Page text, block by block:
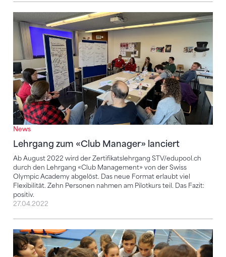
News
Lehrgang zum «Club Manager» lanciert
Ab August 2022 wird der Zertifikatslehrgang STV/edupool.ch
durch den Lehrgang «Club Management» von der Swiss
Olympic Academy abgelöst. Das neue Format erlaubt viel
Flexibilität. Zehn Personen nahmen am Pilotkurs teil. Das Fazit:
positiv.
Lehrgang zum «Club Manager» lanciert
27.04.2022
Vom Militär-Sport zum Erfolg für alle